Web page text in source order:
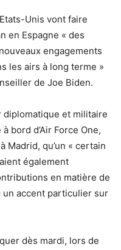
Unis vont faire
en Espagne « des
engagements
les airs à long terme »
de Joe Biden.
et militaire
bord d’Air Force One,
Madrid, qu’un « certain
également
en matière de
accent particulier sur
dès mardi, lors de